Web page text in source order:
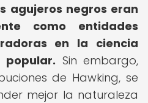
agujeros negros eran
como entidades
en la ciencia
Sin embargo,
de Hawking, se
mejor la naturaleza